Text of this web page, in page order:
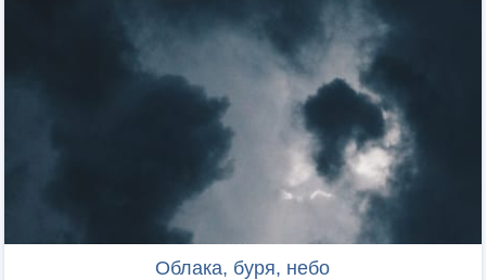
Облака, буря, небо